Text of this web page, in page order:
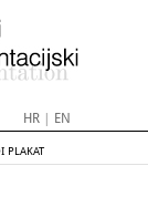
HR| EN
PLAKAT